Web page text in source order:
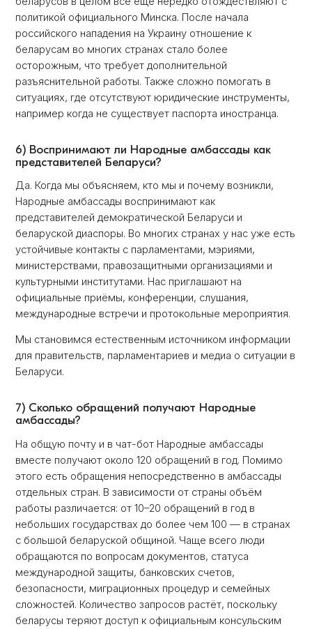
политикой официального Минска. После начала
российского нападения на Украину отношение к
беларусам во многих странах стало более
осторожным, что требует дополнительной
разъяснительной работы. Также сложно помогать в
ситуациях, где отсутствуют юридические инструменты,
например когда не существует паспорта иностранца.
6) Воспринимают ли Народные амбассaды как
представителей Беларуси?
Да. Когда мы объясняем, кто мы и почему возникли,
Народные амбассaды воспринимают как
представителей демократической Беларуси и
беларуской диаспоры. Во многих странах у нас уже есть
устойчивые контакты с парламентами, мэриями,
министерствами, правозащитными организациями и
культурными институтами. Нас приглашают на
официальные приёмы, конференции, слушания,
международные встречи и протокольные мероприятия.
Мы становимся естественным источником информации
для правительств, парламентариев и медиа о ситуации в
Беларуси.
7) Сколько обращений получают Народные
амбассaды?
На общую почту и в чат-бот Народные амбассaды
вместе получают около 120 обращений в год. Помимо
этого есть обращения непосредственно в амбассaды
отдельных стран. В зависимости от страны объём
работы различается: от 10–20 обращений в год в
небольших государствах до более чем 100 — в странах
с большой беларуской общиной. Чаще всего люди
обращаются по вопросам документов, статуса
международной защиты, банковских счетов,
безопасности, миграционных процедур и семейных
сложностей. Количество запросов растёт, поскольку
беларусы теряют доступ к официальным консульским